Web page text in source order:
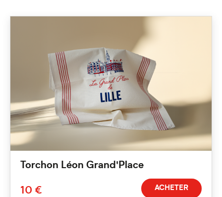
Torchon Léon Grand'Place
10 € ACHETER